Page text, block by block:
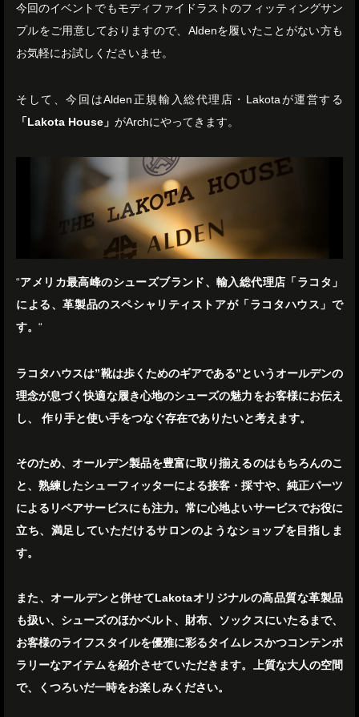
今回のイベントでもモディファイドラストのフィッティングサン
プルをご用意しておりますので、Aldenを履いたことがない方も
お気軽にお試しくださいませ。
そして、今回はAlden正規輸入総代理店・Lakotaが運営する
「Lakota House」 がArchにやってきます。
“アメリカ最高峰のシューズブランド、輸入総代理店「ラコタ」
による、革製品のスペシャリティストアが「ラコタハウス」で
す。 “
ラコタハウスは”靴は歩くためのギアである”というオールデンの
理念が息づく快適な履き心地のシューズの魅力をお客様にお伝え
し、 作り手と使い手をつなぐ存在でありたいと考えます。
そのため、オールデン製品を豊富に取り揃えるのはもちろんのこ
と、熟練したシューフィッターによる接客・採寸や、純正パーツ
によるリペアサービスにも注力。常に心地よいサービスでお役に
立ち、満足していただけるサロンのようなショップを目指しま
す。
また、オールデンと併せてLakotaオリジナルの高品質な革製品
も扱い、シューズのほかベルト、財布、ソックスにいたるまで、
お客様のライフスタイルを優雅に彩るタイムレスかつコンテンポ
ラリーなアイテムを紹介させていただきます。上質な大人の空間
で、くつろいだ一時をお楽しみください。